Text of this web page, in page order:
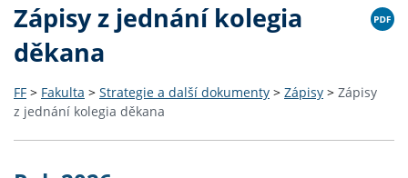
Zápisy z jednání kolegia
děkana
FF > Fakulta > Strategie a další dokumenty > Zápisy > Zápisy
z jednání kolegia děkana